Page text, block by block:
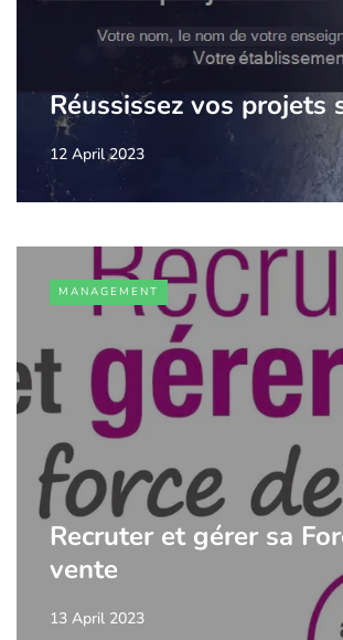
Réussissez vos projets
12 April 2023
MANAGEMENT
Recruter et gérer sa
vente
13 April 2023